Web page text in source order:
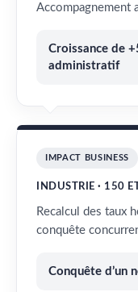
Accompagnement
Croissance de
administratif
IMPACT BUSINESS
INDUSTRIE · 150
Recalcul des taux
conquête
Conquête d’un